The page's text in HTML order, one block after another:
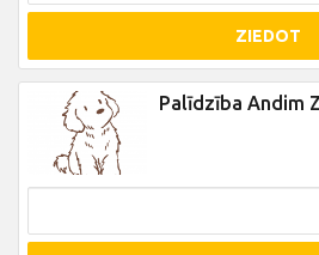
ZIEDOT
Palīdzība Andim